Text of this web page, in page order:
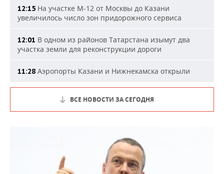
12:15 На участке М-12 от Москвы до Казани
увеличилось число зон придорожного сервиса
12:01 В одном из районов Татарстана изымут два
участка земли для реконструкции дороги
11:28 Аэропорты Казани и Нижнекамска открыли
ВСЕ НОВОСТИ ЗА СЕГОДНЯ